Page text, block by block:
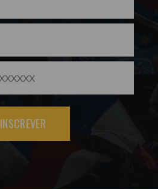
INSCREVER